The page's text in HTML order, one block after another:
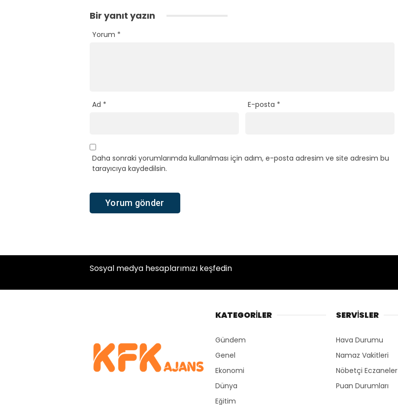
Bir yanıt yazın
Yorum *
Ad * E-posta *
Daha sonraki yorumlarımda kullanılması için adım, e-posta adresim ve site adresim bu
tarayıcıya kaydedilsin.
Sosyal medya hesaplarımızı keşfedin
KATEGORİLER
Gündem
Genel
Ekonomi
Dünya
Eğitim
SERVİSLER
Hava Durumu
Namaz Vakitleri
Nöbetçi Eczaneler
Puan Durumları